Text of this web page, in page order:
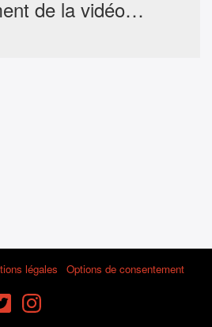
de la vidéo…
légales Options de consentement
TwitterInstagram